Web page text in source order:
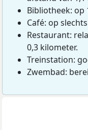
Bibliotheek: op
Café: op
Restaurant:
0,3 kilometer.
Treinstation:
Zwembad: